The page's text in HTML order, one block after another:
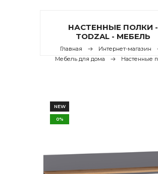
НАСТЕННЫЕ ПОЛКИ -
TODZAL - МЕБЕЛЬ
Главная
Интернет-магазин
Мебель для дома
Настенные
NEW
0%